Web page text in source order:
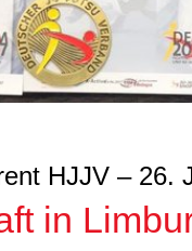
HJJV – 26.
in